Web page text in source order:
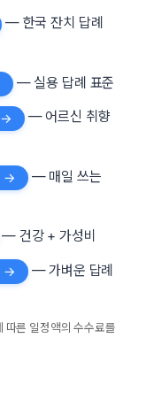
— 한국 잔치 답례
— 실용 답례 표준
— 어르신 취향
— 매일 쓰는
— 건강 + 가성비
— 가벼운 답례
따른 일정액의 수수료를